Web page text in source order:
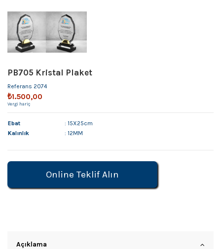
PB705 Kristal Plaket
Referans 2074
₺1.500,00
Vergi hariç
Ebat
: 15X25cm
Kalınlık
: 12MM
Online Teklif Alın
Açıklama